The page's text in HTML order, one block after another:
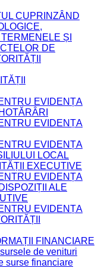
CUPRINZÂND
ȘI
DE
EVIDENȚA
EVIDENȚA
EVIDENȚA
LOCAL
EXECUTIVE
EVIDENȚA
ALE
EVIDENȚA
FINANCIARE
de venituri
surse financiare